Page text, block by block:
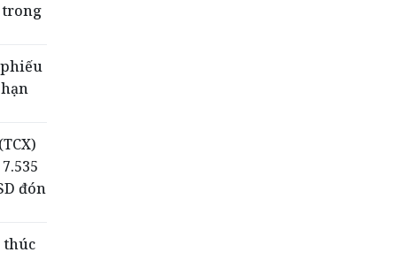
trong
đón
thúc